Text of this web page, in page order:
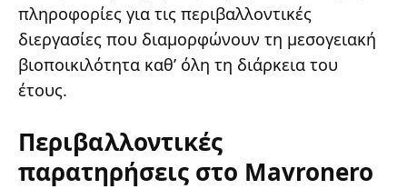
πληροφορίες για τις περιβαλλοντικές
διεργασίες που διαμορφώνουν τη μεσογειακή
βιοποικιλότητα καθ’ όλη τη διάρκεια του
έτους.
Περιβαλλοντικές
παρατηρήσεις στο Mavronero